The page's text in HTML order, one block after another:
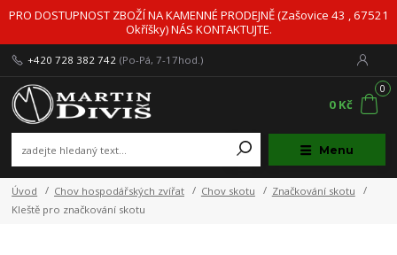
PRO DOSTUPNOST ZBOŽÍ NA KAMENNÉ PRODEJNĚ (Zašovice 43 , 67521
Okříšky) NÁS KONTAKTUJTE.
Menu
+420 728 382 742 (Po-Pá, 7-17hod.)
0
0 Kč
Úvod Chov hospodářských zvířat Chov skotu
Značkování skotu
Kleště pro značkování skotu